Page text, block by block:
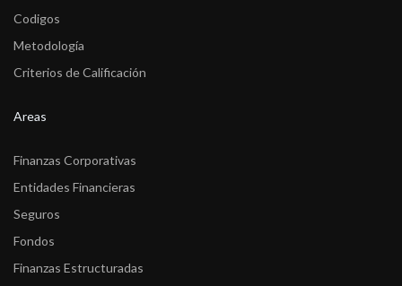
Codigos
Metodología
Criterios de Calificación
Areas
Finanzas Corporativas
Entidades Financieras
Seguros
Fondos
Finanzas Estructuradas